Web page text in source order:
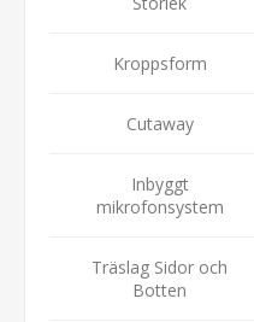
Kroppsform
Cutaway
Inbyggt
mikrofonsystem
Träslag Sidor och
Botten